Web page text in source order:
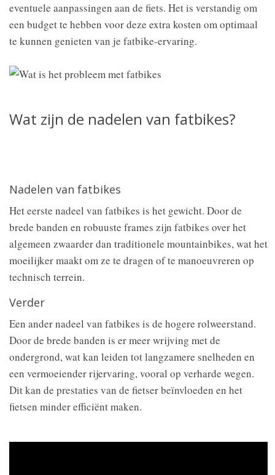
eventuele aanpassingen aan de fiets. Het is verstandig om
een budget te hebben voor deze extra kosten om optimaal
te kunnen genieten van je fatbike-ervaring.
Wat zijn de nadelen van fatbikes?
Nadelen van fatbikes
Het eerste nadeel van fatbikes is het gewicht. Door de
brede banden en robuuste frames zijn fatbikes over het
algemeen zwaarder dan traditionele mountainbikes, wat het
moeilijker maakt om ze te dragen of te manoeuvreren op
technisch terrein.
Verder
Een ander nadeel van fatbikes is de hogere rolweerstand.
Door de brede banden is er meer wrijving met de
ondergrond, wat kan leiden tot langzamere snelheden en
een vermoeiender rijervaring, vooral op verharde wegen.
Dit kan de prestaties van de fietser beïnvloeden en het
fietsen minder efficiënt maken.